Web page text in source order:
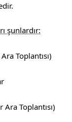
şunlardır:
Toplantısı)
Toplantısı)